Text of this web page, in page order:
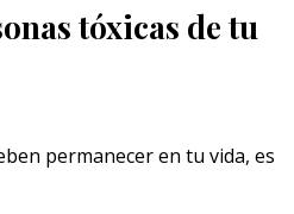
tóxicas de tu
permanecer en tu vida, es